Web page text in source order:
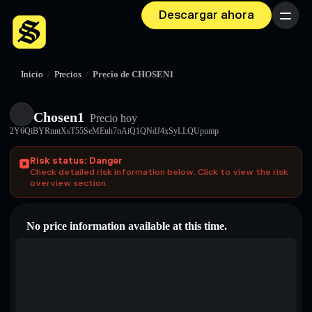
Descargar ahora Menú
Inicio / Precios / Precio de CHOSEN1
Chosen1 Precio hoy
2Y6QiBYRnntXsT55SeMEuh7nAiQ1QNdJ4xSyLLQUpump
Risk status: Danger
Check detailed risk information below. Click to view the risk
overview section.
No price information available at this time.